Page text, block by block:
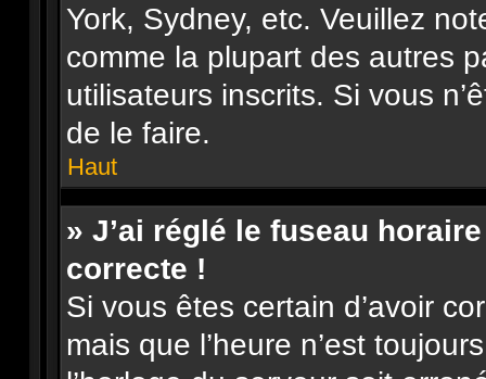
York, Sydney, etc. Veuillez
comme la plupart des autres
utilisateurs inscrits. Si vous
de le faire.
Haut
» J’ai réglé le fuseau
correcte !
Si vous êtes certain d’avoir
mais que l’heure n’est